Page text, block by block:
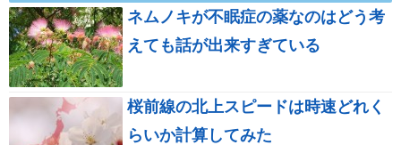
ネムノキが不眠症の薬なのはどう考
えても話が出来すぎている
桜前線の北上スピードは時速どれく
らいか計算してみた